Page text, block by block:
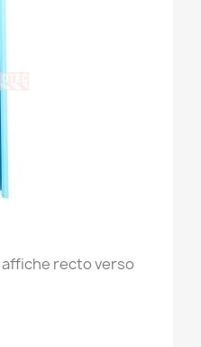
recto verso